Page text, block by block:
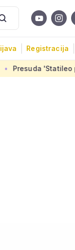
Registracija
protiv